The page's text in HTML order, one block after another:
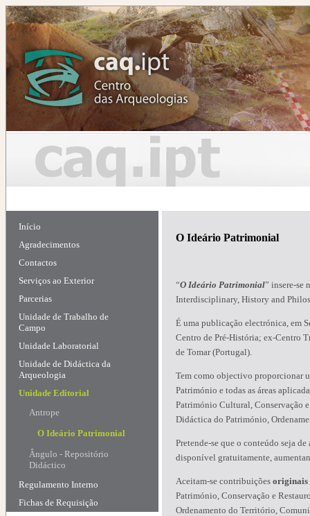
Início
Agradecimentos
Contactos
Serviços ao Exterior
Parcerias
Unidade de Trabalho de
Campo
Unidade Laboratorial
Unidade de Didáctica da
Arqueologia
Unidade Editorial
Antrope
O Ideário Patrimonial
Ângulo - Repositório
Didáctico
Regulamento Interno
Fichas de Requisição
O Ideário Patrimonial
“O Ideário Patrimonial” insere-se
Interdisciplinary, History and
É uma publicação electrónica, em
Centro de Pré-História; ex-Centro
de Tomar (Portugal).
Tem como objectivo proporcionar
Património e todas as áreas
Património Cultural, Conservação
Didáctica do Património,
Pretende-se que o conteúdo seja
disponível gratuitamente,
Aceitam-se contribuições originais
Património, Conservação e
Ordenamento do Território,